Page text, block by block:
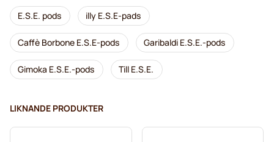
E.S.E. pods illy E.S.E-pads
Caffè Borbone E.S.E-pods Garibaldi E.S.E.-pods
Gimoka E.S.E.-pods Till E.S.E.
LIKNANDE PRODUKTER